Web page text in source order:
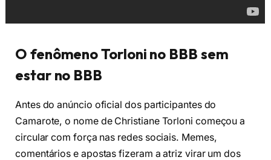
O fenômeno Torloni no BBB sem
estar no BBB
Antes do anúncio oficial dos participantes do
Camarote, o nome de Christiane Torloni começou a
circular com força nas redes sociais. Memes,
comentários e apostas fizeram a atriz virar um dos